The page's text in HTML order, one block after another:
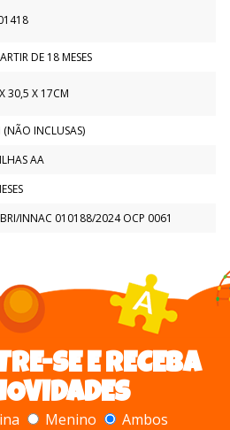
DE 18 MESES
30,5 X 17CM
(NÃO INCLUSAS)
AA
BRI/INNAC 010188/2024 OCP 0061
SE E RECEBA
Menino Ambos